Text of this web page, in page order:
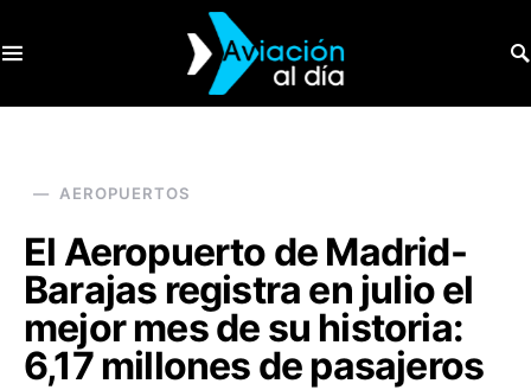
AEROPUERTOS
El Aeropuerto de Madrid-
Barajas registra en julio el
mejor mes de su historia:
6,17 millones de pasajeros